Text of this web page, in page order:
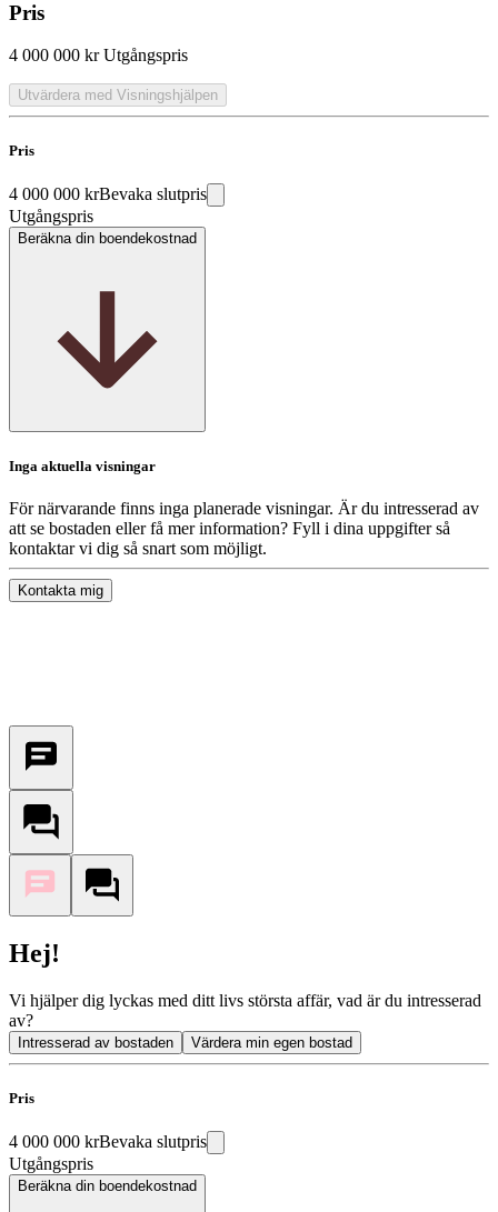
Pris
4 000 000 kr Utgångspris
Utvärdera med Visningshjälpen
Pris
4 000 000 krBevaka slutpris
Utgångspris
Beräkna din boendekostnad
Inga aktuella visningar
För närvarande finns inga planerade visningar. Är du intresserad av
att se bostaden eller få mer information? Fyll i dina uppgifter så
kontaktar vi dig så snart som möjligt.
Kontakta mig
Hej!
Vi hjälper dig lyckas med ditt livs största affär, vad är du intresserad
av?
Intresserad av bostaden Värdera min egen bostad
Pris
4 000 000 krBevaka slutpris
Utgångspris
Beräkna din boendekostnad